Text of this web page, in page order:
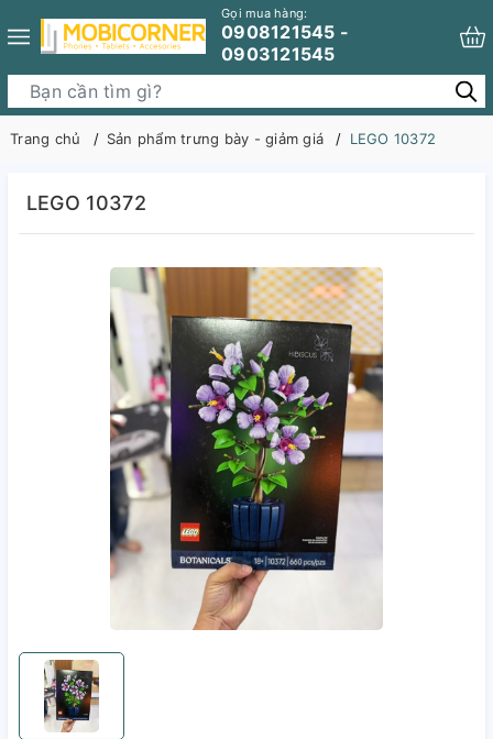
Gọi mua hàng:
0908121545 -
0903121545
Trang chủ Sản phẩm trưng bày - giảm giá LEGO 10372
LEGO 10372